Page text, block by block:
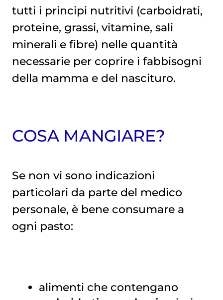
tutti i principi nutritivi (carboidrati,
proteine, grassi, vitamine, sali
minerali e fibre) nelle quantità
necessarie per coprire i fabbisogni
della mamma e del nascituro.
COSA MANGIARE?
Se non vi sono indicazioni
particolari da parte del medico
personale, è bene consumare a
ogni pasto:
alimenti che contengano